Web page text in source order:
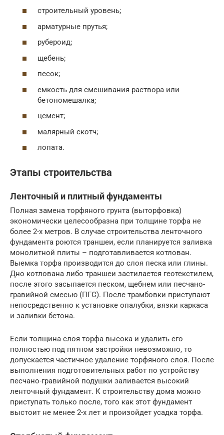
строительный уровень;
арматурные прутья;
рубероид;
щебень;
песок;
емкость для смешивания раствора или
бетономешалка;
цемент;
малярный скотч;
лопата.
Этапы строительства
Ленточный и плитный фундаменты
Полная замена торфяного грунта (выторфовка)
экономически целесообразна при толщине торфа не
более 2-х метров. В случае строительства ленточного
фундамента роются траншеи, если планируется заливка
монолитной плиты – подготавливается котлован.
Выемка торфа производится до слоя песка или глины.
Дно котлована либо траншеи застилается геотекстилем,
после этого засыпается песком, щебнем или песчано-
гравийной смесью (ПГС). После трамбовки приступают
непосредственно к установке опалубки, вязки каркаса
и заливки бетона.
Если толщина слоя торфа высока и удалить его
полностью под пятном застройки невозможно, то
допускается частичное удаление торфяного слоя. После
выполнения подготовительных работ по устройству
песчано-гравийной подушки заливается высокий
ленточный фундамент. К строительству дома можно
приступать только после, того как этот фундамент
выстоит не менее 2-х лет и произойдет усадка торфа.